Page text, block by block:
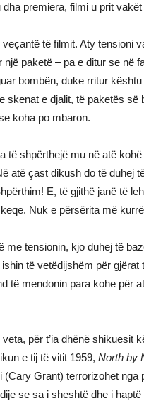
premiera, filmi u prit
të filmit. Aty tensioni
paketë – pa e ditur se në
bombën, duke rritur
skenat e djalit, të paketës
koha po mbaron.
të shpërthejë mu në atë
atë çast dikush do të duhej
E, të gjithë janë të
Nuk e përsërita më
me tensionin, kjo duhej të
të vetëdijshëm për gjërat
të mendonin para kohe për
për t’ia dhënë shikuesit
e tij të vitit 1959, North by
Grant) terrorizohet nga
se sa i sheshtë dhe i